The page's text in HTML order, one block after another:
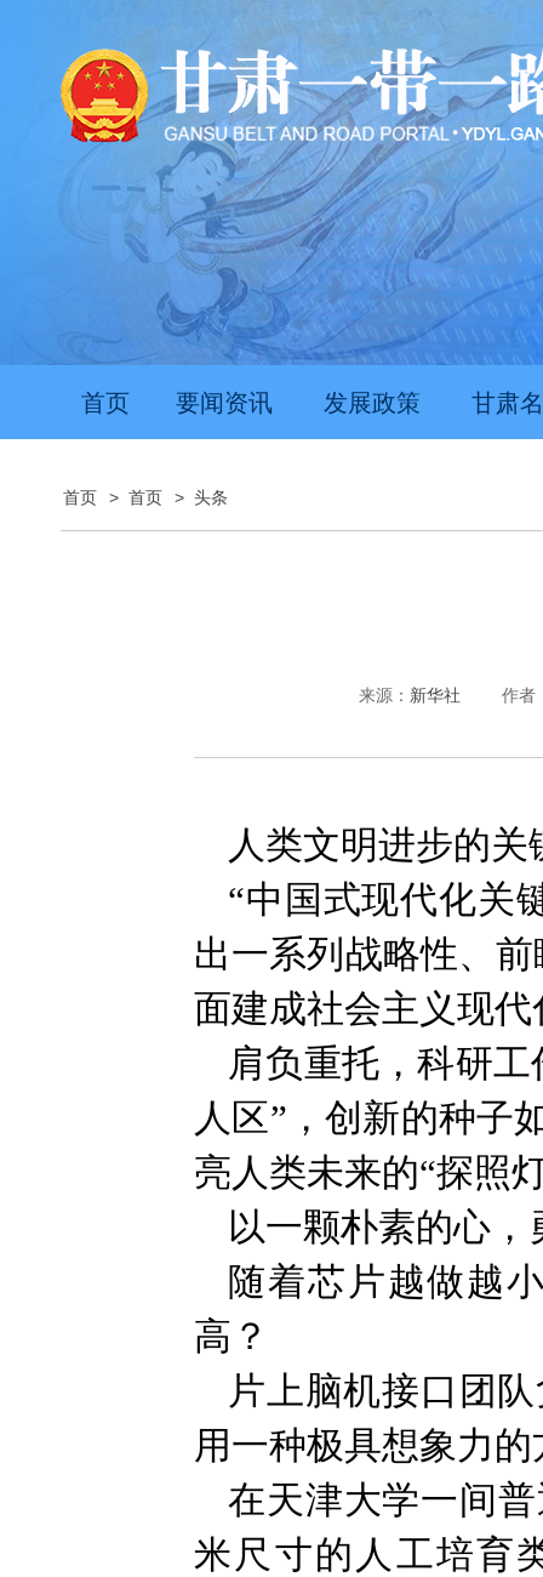
首页 要闻资讯 发展政策 甘肃
首页 > 首页 > 头条
来源： 新华社 作者
人类文明进步的
“中国式现代化关
出一系列战略性、
面建成社会主义现
肩负重托，科研
人区”，创新的种子
亮人类未来的“探照
以一颗朴素的心，
随着芯片越做越
高？
片上脑机接口团
用一种极具想象力
在天津大学一间
米尺寸的人工培育